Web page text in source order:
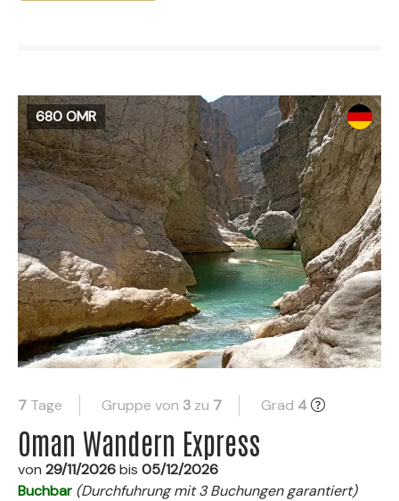
680 OMR
7 Tage Gruppe von 3 zu 7 Grad 4
Oman Wandern Express
von 29/11/2026bis 05/12/2026
Buchbar (Durchfuhrung mit 3 Buchungen garantiert)